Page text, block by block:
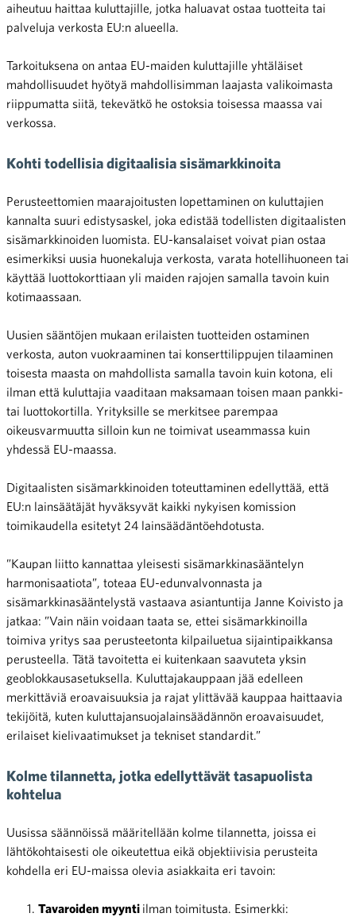
aiheutuu haittaa kuluttajille, jotka haluavat ostaa tuotteita tai
palveluja verkosta EU:n alueella.
Tarkoituksena on antaa EU-maiden kuluttajille yhtäläiset
mahdollisuudet hyötyä mahdollisimman laajasta valikoimasta
riippumatta siitä, tekevätkö he ostoksia toisessa maassa vai
verkossa.
Kohti todellisia digitaalisia sisämarkkinoita
Perusteettomien maarajoitusten lopettaminen on kuluttajien
kannalta suuri edistysaskel, joka edistää todellisten digitaalisten
sisämarkkinoiden luomista. EU-kansalaiset voivat pian ostaa
esimerkiksi uusia huonekaluja verkosta, varata hotellihuoneen tai
käyttää luottokorttiaan yli maiden rajojen samalla tavoin kuin
kotimaassaan.
Uusien sääntöjen mukaan erilaisten tuotteiden ostaminen
verkosta, auton vuokraaminen tai konserttilippujen tilaaminen
toisesta maasta on mahdollista samalla tavoin kuin kotona, eli
ilman että kuluttajia vaaditaan maksamaan toisen maan pankki-
tai luottokortilla. Yrityksille se merkitsee parempaa
oikeusvarmuutta silloin kun ne toimivat useammassa kuin
yhdessä EU-maassa.
Digitaalisten sisämarkkinoiden toteuttaminen edellyttää, että
EU:n lainsäätäjät hyväksyvät kaikki nykyisen komission
toimikaudella esitetyt 24 lainsäädäntöehdotusta.
”Kaupan liitto kannattaa yleisesti sisämarkkinasääntelyn
harmonisaatiota”, toteaa EU-edunvalvonnasta ja
sisämarkkinasääntelystä vastaava asiantuntija Janne Koivisto ja
jatkaa: ”Vain näin voidaan taata se, ettei sisämarkkinoilla
toimiva yritys saa perusteetonta kilpailuetua sijaintipaikkansa
perusteella. Tätä tavoitetta ei kuitenkaan saavuteta yksin
geoblokkausasetuksella. Kuluttajakauppaan jää edelleen
merkittäviä eroavaisuuksia ja rajat ylittävää kauppaa haittaavia
tekijöitä, kuten kuluttajansuojalainsäädännön eroavaisuudet,
erilaiset kielivaatimukset ja tekniset standardit.”
Kolme tilannetta, jotka edellyttävät tasapuolista
kohtelua
Uusissa säännöissä määritellään kolme tilannetta, joissa ei
lähtökohtaisesti ole oikeutettua eikä objektiivisia perusteita
kohdella eri EU-maissa olevia asiakkaita eri tavoin:
Tavaroiden myynti ilman toimitusta. Esimerkki: